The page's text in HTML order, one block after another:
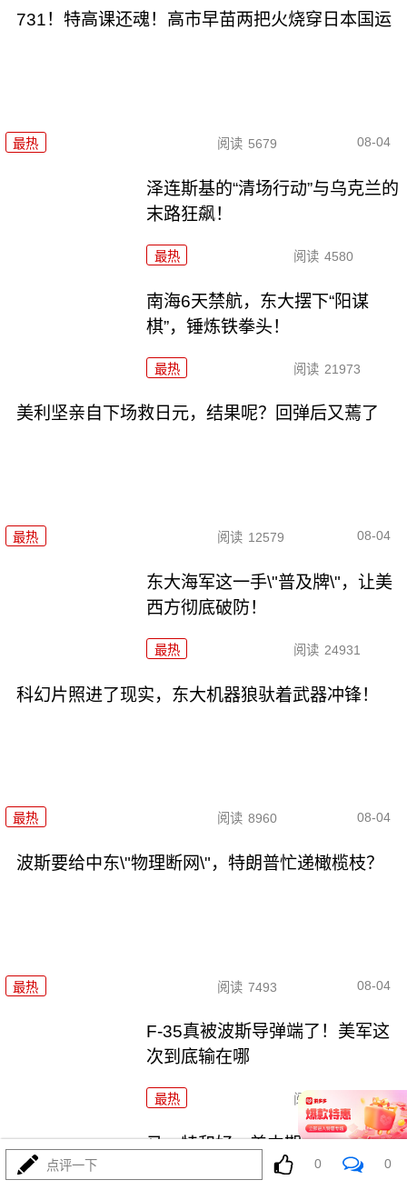
731！特高课还魂！高市早苗两把火烧穿日本国运
最热 阅读 5679 08-04
泽连斯基的“清场行动”与乌克兰的
末路狂飙！
最热 阅读 4580
南海6天禁航，东大摆下“阳谋
棋”，锤炼铁拳头！
最热 阅读 21973
美利坚亲自下场救日元，结果呢？回弹后又蔫了
最热 阅读 12579 08-04
东大海军这一手\"普及牌\"，让美
西方彻底破防！
最热 阅读 24931
科幻片照进了现实，东大机器狼驮着武器冲锋！
最热 阅读 8960 08-04
波斯要给中东\"物理断网\"，特朗普忙递橄榄枝？
最热 阅读 7493 08-04
F-35真被波斯导弹端了！美军这
次到底输在哪
最热 阅读 7246
马、特和好，美中期选举这盘大
点评一下 0 0